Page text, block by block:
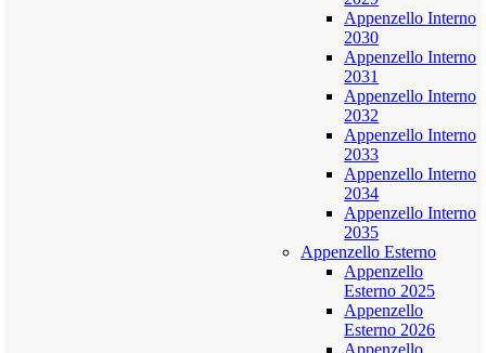
Appenzello Interno
2030
Appenzello Interno
2031
Appenzello Interno
2032
Appenzello Interno
2033
Appenzello Interno
2034
Appenzello Interno
2035
Appenzello Esterno
Appenzello
Esterno 2025
Appenzello
Esterno 2026
Appenzello